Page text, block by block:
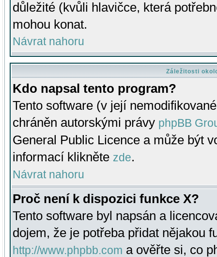
důležité (kvůli hlavičce, která
mohou konat.
Návrat nahoru
Záležitosti
Kdo napsal tento program?
Tento software (v její
chráněn autorskými právy phpBB
General Public Licence a může být
informací klikněte zde.
Návrat nahoru
Proč není k dispozici funkce X?
Tento software byl napsán a
dojem, že je potřeba přidat nějakou
http://www.phpbb.com a ověřte si, co